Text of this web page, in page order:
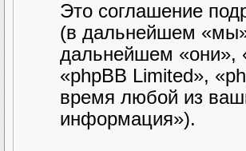
Это соглашение
(в дальнейшем
дальнейшем «они»,
«phpBB Limited»,
время любой из
информация»).